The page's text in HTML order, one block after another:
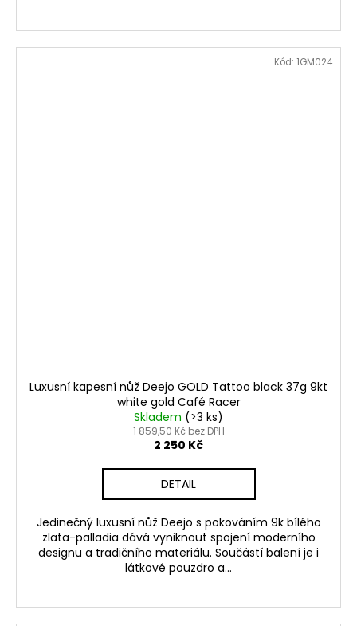
Luxusní kapesní nůž Deejo GOLD Tattoo black 37g 9kt
white gold Café Racer
Skladem (>3 ks)
1 859,50 Kč bez DPH
2 250 Kč
DETAIL
Jedinečný luxusní nůž Deejo s pokováním 9k bílého
zlata-palladia dává vyniknout spojení moderního
designu a tradičního materiálu. Součástí balení je i
látkové pouzdro a...
Kód: 1GM024